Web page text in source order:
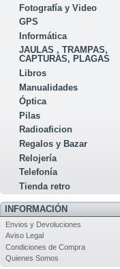
Fotografía y Video
GPS
Informática
JAULAS , TRAMPAS,
CAPTURAS, PLAGAS
Libros
Manualidades
Óptica
Pilas
Radioaficion
Regalos y Bazar
Relojería
Telefonía
Tienda retro
INFORMACIÓN
Envios y Devoluciones
Aviso Legal
Condiciones de Compra
Quienes Somos